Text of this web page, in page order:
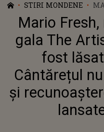
STIRI MONDENE
Mario
gala The
fost
Cântărețul
și